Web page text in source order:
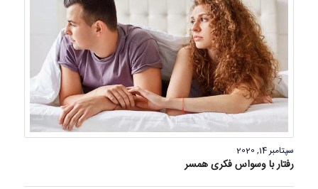
سپتامبر 14, 2020
رفتار با وسواس فکری همسر